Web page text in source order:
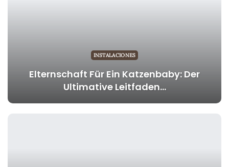
INSTALACIONES
Elternschaft Für Ein Katzenbaby: Der
Ultimative Leitfaden…